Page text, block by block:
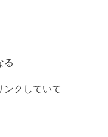
る
ンクしていて